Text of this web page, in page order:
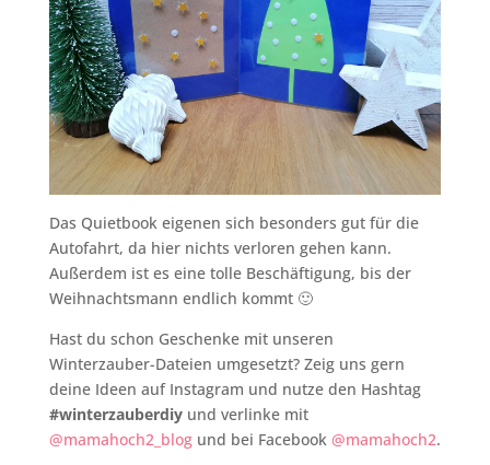
Das Quietbook eigenen sich besonders gut für die
Autofahrt, da hier nichts verloren gehen kann.
Außerdem ist es eine tolle Beschäftigung, bis der
Weihnachtsmann endlich kommt 🙂
Hast du schon Geschenke mit unseren
Winterzauber-Dateien umgesetzt? Zeig uns gern
deine Ideen auf Instagram und nutze den Hashtag
#winterzauberdiyund verlinke mit
@mamahoch2_blogund bei Facebook @mamahoch2.